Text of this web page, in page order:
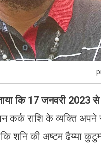
कि 17जनवरी 2023से
कर्क राशि के व्यक्ति
शनि की अष्टम ढैय्या